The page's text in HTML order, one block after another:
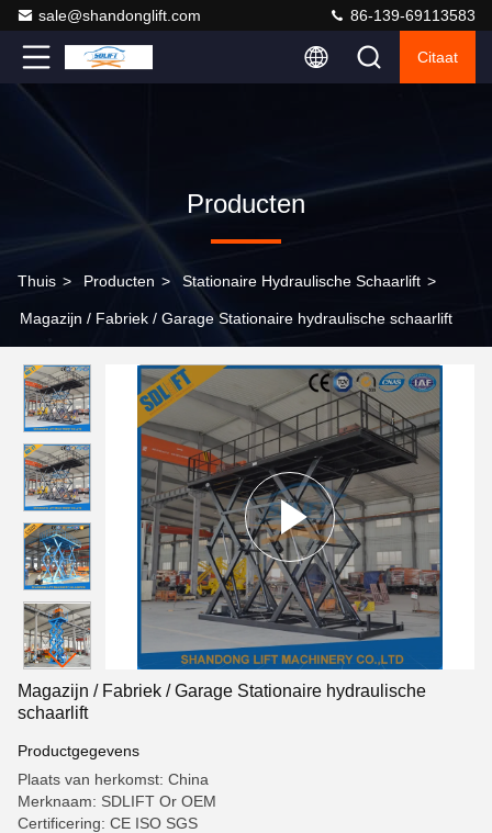
sale@shandonglift.com 86-139-69113583
Citaat
Producten
Thuis > Producten > Stationaire Hydraulische Schaarlift >
Magazijn / Fabriek / Garage Stationaire hydraulische schaarlift
Magazijn / Fabriek / Garage Stationaire hydraulische
schaarlift
Productgegevens
Plaats van herkomst: China
Merknaam: SDLIFT Or OEM
Certificering: CE ISO SGS